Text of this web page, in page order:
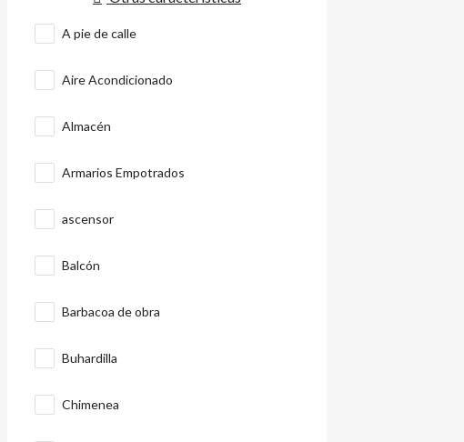
A pie de calle
Aire Acondicionado
Almacén
Armarios Empotrados
ascensor
Balcón
Barbacoa de obra
Buhardilla
Chimenea